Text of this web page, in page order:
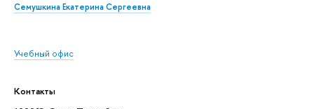
Семушкина Екатерина Сергеевна
Учебный офис
Контакты